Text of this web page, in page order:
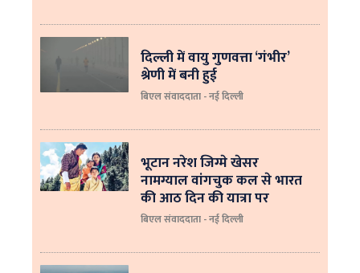
दिल्ली में वायु गुणवत्ता ‘गंभीर’
श्रेणी में बनी हुई
बिएल संवाददाता - नई दिल्ली
भूटान नरेश जिग्मे खेसर
नामग्याल वांगचुक कल से भारत
की आठ दिन की यात्रा पर
बिएल संवाददाता - नई दिल्ली